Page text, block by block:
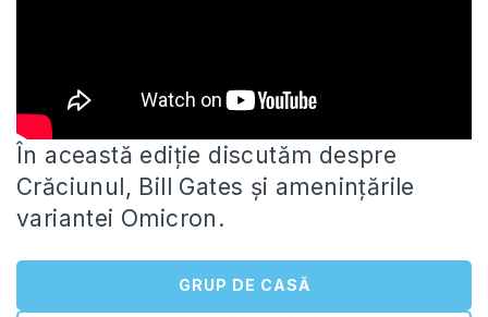
În această ediție discutăm despre
Crăciunul, Bill Gates și amenințările
variantei Omicron.
GRUP DE CASĂ